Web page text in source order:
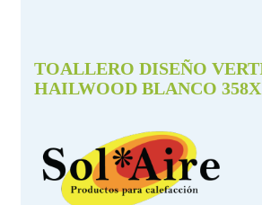
TOALLERO DISEÑO
HAILWOOD BLANCO